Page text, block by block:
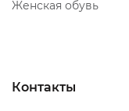
Женская обувь
Контакты